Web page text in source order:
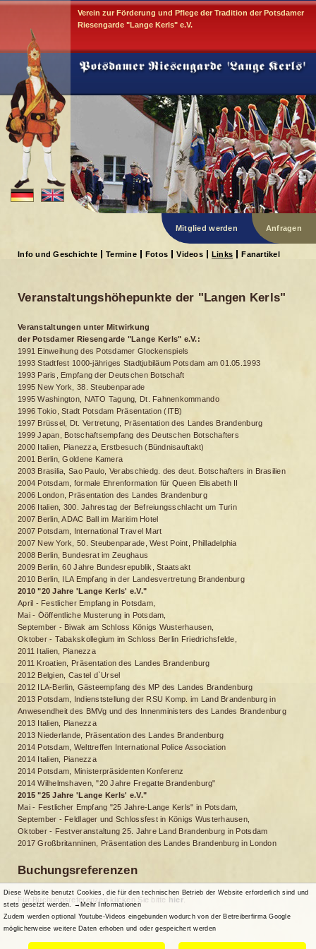
Verein zur Förderung und Pflege der Tradition der Potsdamer
Riesengarde "Lange Kerls" e.V.
Mitglied werden Anfragen
Info und Geschichte Termine Fotos Videos Links Fanartikel
Veranstaltungshöhepunkte der "Langen Kerls"
Veranstaltungen unter Mitwirkung
der Potsdamer Riesengarde "Lange Kerls" e.V.:
1991 Einweihung des Potsdamer Glockenspiels
1993 Stadtfest 1000-jähriges Stadtjubiläum Potsdam am 01.05.1993
1993 Paris, Empfang der Deutschen Botschaft
1995 New York, 38. Steubenparade
1995 Washington, NATO Tagung, Dt. Fahnenkommando
1996 Tokio, Stadt Potsdam Präsentation (ITB)
1997 Brüssel, Dt. Vertretung, Präsentation des Landes Brandenburg
1999 Japan, Botschaftsempfang des Deutschen Botschafters
2000 Italien, Pianezza, Erstbesuch (Bündnisauftakt)
2001 Berlin, Goldene Kamera
2003 Brasilia, Sao Paulo, Verabschiedg. des deut. Botschafters in Brasilien
2004 Potsdam, formale Ehrenformation für Queen Elisabeth II
2006 London, Präsentation des Landes Brandenburg
2006 Italien, 300. Jahrestag der Befreiungsschlacht um Turin
2007 Berlin, ADAC Ball im Maritim Hotel
2007 Potsdam, International Travel Mart
2007 New York, 50. Steubenparade, West Point, Philladelphia
2008 Berlin, Bundesrat im Zeughaus
2009 Berlin, 60 Jahre Bundesrepublik, Staatsakt
2010 Berlin, ILA Empfang in der Landesvertretung Brandenburg
2010 "20 Jahre 'Lange Kerls' e.V."
April - Festlicher Empfang in Potsdam,
Mai - Ööffentliche Musterung in Potsdam,
September - Biwak am Schloss Königs Wusterhausen,
Oktober - Tabakskollegium im Schloss Berlin Friedrichsfelde,
2011 Italien, Pianezza
2011 Kroatien, Präsentation des Landes Brandenburg
2012 Belgien, Castel d`Ursel
2012 ILA-Berlin, Gästeempfang des MP des Landes Brandenburg
2013 Potsdam, Indienststellung der RSU Komp. im Land Brandenburg in
Anwesendheit des BMVg und des Innenministers des Landes Brandenburg
2013 Italien, Pianezza
2013 Niederlande, Präsentation des Landes Brandenburg
2014 Potsdam, Welttreffen International Police Association
2014 Italien, Pianezza
2014 Potsdam, Ministerpräsidenten Konferenz
2014 Wilhelmshaven, "20 Jahre Fregatte Brandenburg"
2015 "25 Jahre 'Lange Kerls' e.V."
Mai - Festlicher Empfang "25 Jahre-Lange Kerls" in Potsdam,
September - Feldlager und Schlossfest in Königs Wusterhausen,
Oktober - Festveranstaltung 25. Jahre Land Brandenburg in Potsdam
2017 Großbritanninen, Präsentation des Landes Brandenburg in London
Buchungsreferenzen
Für Buchungsreferenzen klicken Sie bitte hier
Diese Website benutzt Cookies, die für den technischen Betrieb der Website erforderlich sind und
stets gesetzt werden.→Mehr Informationen
Zudem werden optional Youtube-Videos eingebunden wodurch von der Betreiberfirma Google
möglicherweise weitere Daten erhoben und oder gespeichert werden